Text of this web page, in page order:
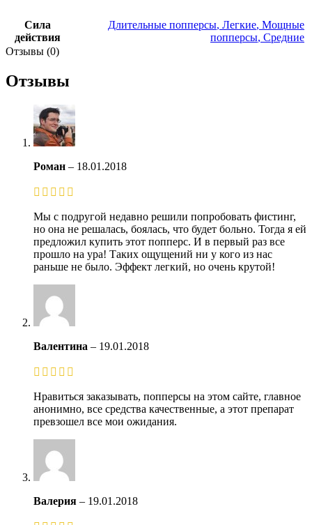
Сила
действия
Длительные попперсы, Легкие, Мощные
попперсы, Средние
Отзывы (0)
Отзывы
Роман – 18.01.2018
Мы с подругой недавно решили попробовать фистинг,
но она не решалась, боялась, что будет больно. Тогда я ей
предложил купить этот попперс. И в первый раз все
прошло на ура! Таких ощущений ни у кого из нас
раньше не было. Эффект легкий, но очень крутой!
Валентина – 19.01.2018
Нравиться заказывать, попперсы на этом сайте, главное
анонимно, все средства качественные, а этот препарат
превзошел все мои ожидания.
Валерия – 19.01.2018